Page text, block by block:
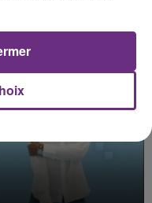
On Etait Beau